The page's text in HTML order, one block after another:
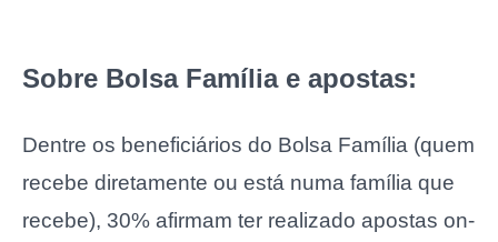
Sobre Bolsa Família e apostas:
Dentre os beneficiários do Bolsa Família (quem
recebe diretamente ou está numa família que
recebe), 30% afirmam ter realizado apostas on-